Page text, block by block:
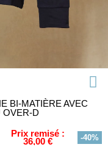
BI-MATIÈRE AVEC
OVER-D
Prix remisé :
36,00 € -40%